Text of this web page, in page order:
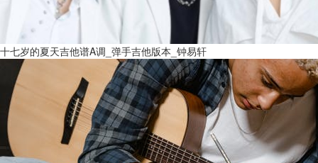
十七岁的夏天吉他谱A调_弹手吉他版本_钟易轩